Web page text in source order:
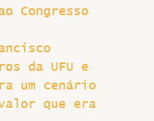
Congresso
da UFU e
um cenário
que era